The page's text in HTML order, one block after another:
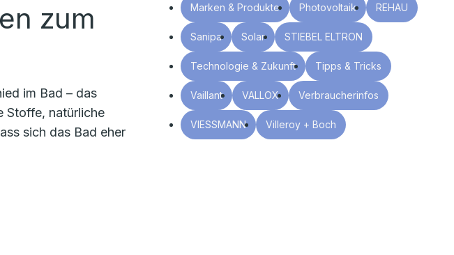
zum
im Bad – das
Stoffe, natürliche
sich das Bad eher
Marken & Produkte Photovoltaik REHAU
Sanipa Solar STIEBEL ELTRON
Technologie & Zukunft Tipps & Tricks
Vaillant VALLOX Verbraucherinfos
VIESSMANN Villeroy + Boch